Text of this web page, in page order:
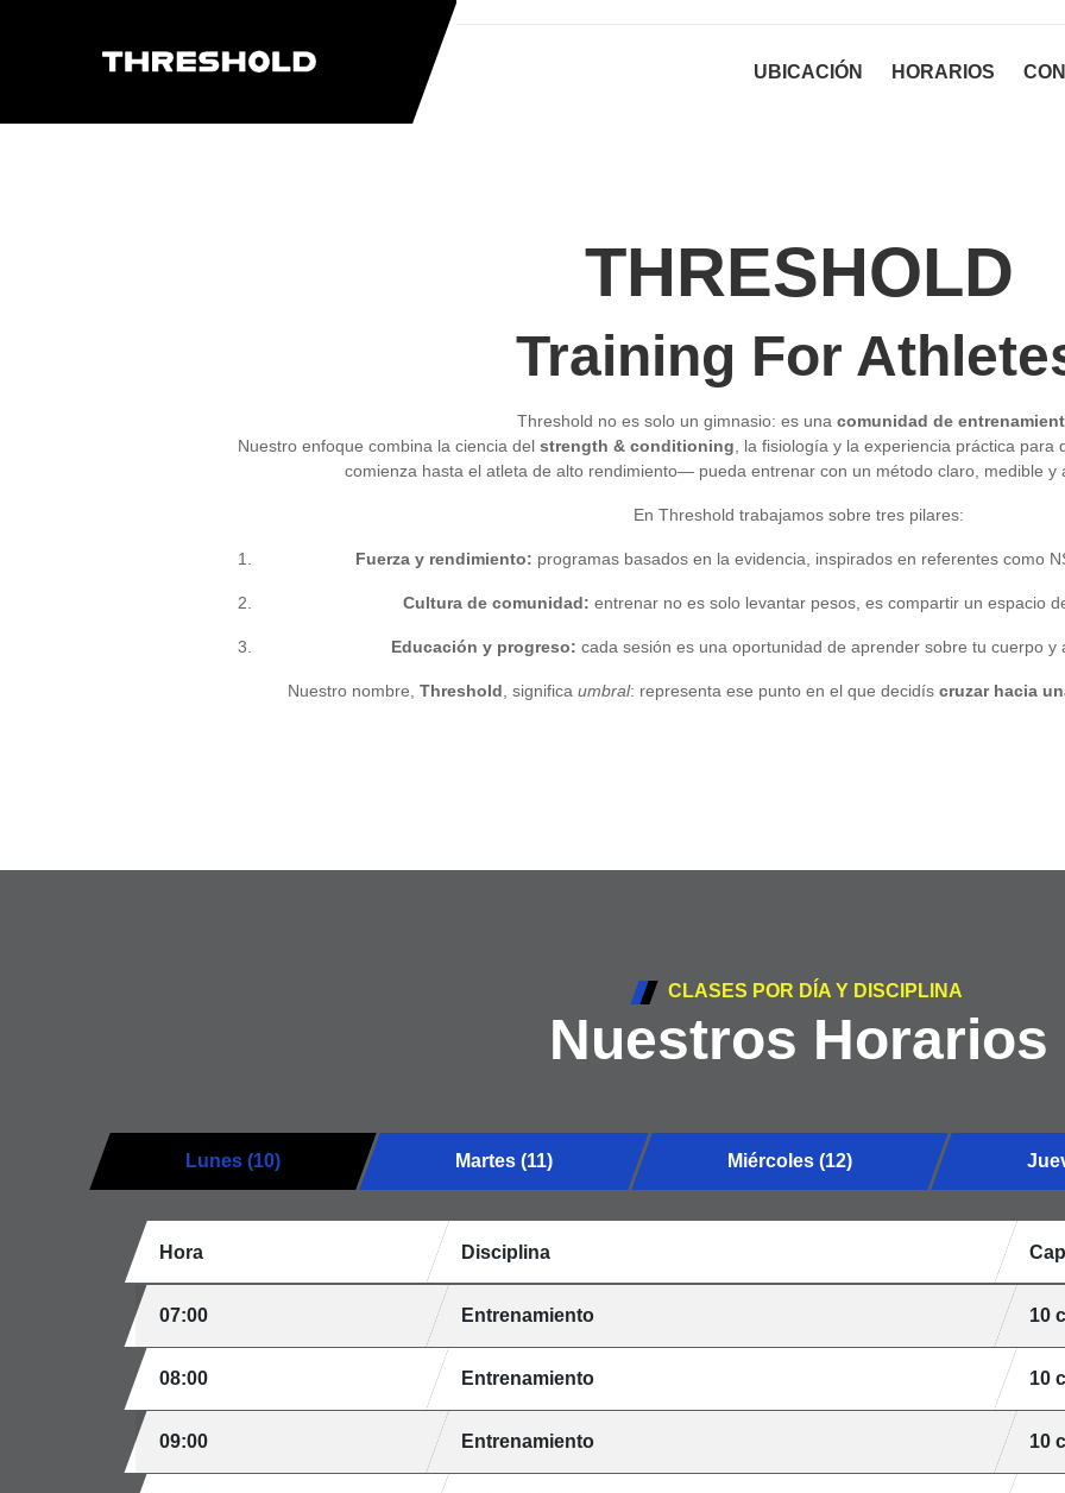
UBICACIÓN HORARIOS
THRESHOLD
Training For
Threshold no es solo un gimnasio: es una comunidad de
Nuestro enfoque combina la ciencia del strength & conditioning , la fisiología y la experiencia práctica
comienza hasta el atleta de alto rendimiento— pueda entrenar con un método claro, medible y
En Threshold trabajamos sobre tres pilares:
Fuerza y rendimiento: programas basados en la evidencia, inspirados en referentes como
Cultura de comunidad: entrenar no es solo levantar pesos, es compartir un espacio
Educación y progreso: cada sesión es una oportunidad de aprender sobre tu cuerpo y
Nuestro nombre, Threshold , significa umbral: representa ese punto en el que decidís cruzar hacia
CLASES POR DÍA Y DISCIPLINA
Nuestros Horarios
Lunes (10) Martes (11) Miércoles (12)
Hora Disciplina
07:00 Entrenamiento 10
08:00 Entrenamiento 10
09:00 Entrenamiento 10